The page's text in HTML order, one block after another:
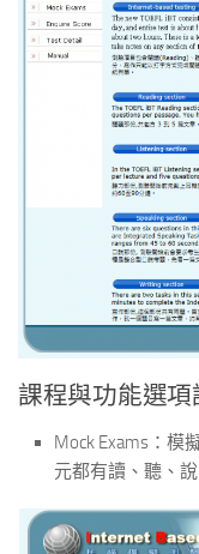
課程與功能選
Mock Exams：模
元都有讀、聽、